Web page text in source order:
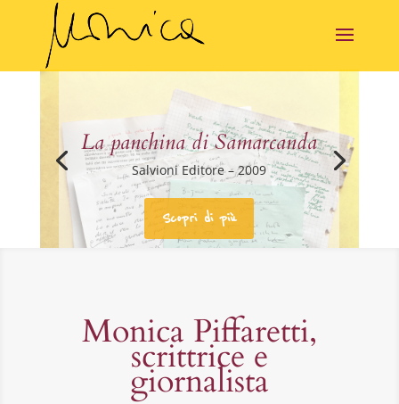
La panchina di Samarcanda
Salvioni Editore – 2009
Scopri di più
Monica Piffaretti,
scrittrice e
giornalista